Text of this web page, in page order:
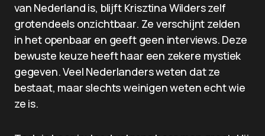
van Nederland is, blijft Krisztina Wilders zelf
grotendeels onzichtbaar. Ze verschijnt zelden
in het openbaar en geeft geen interviews. Deze
bewuste keuze heeft haar een zekere mystiek
gegeven. Veel Nederlanders weten dat ze
bestaat, maar slechts weinigen weten echt wie
ze is.